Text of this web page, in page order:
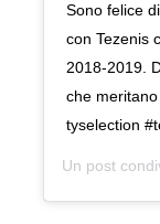
Sono felice
con Tezenis
2018-2019.
che
tyselection
Un post